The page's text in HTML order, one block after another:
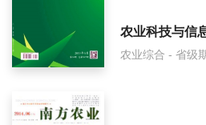
农业科技与信
农业综合 - 省级